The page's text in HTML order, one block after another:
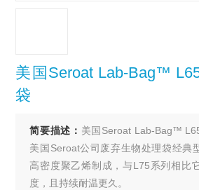
美国Seroat Lab-Bag™
袋
简要描述： 美国Seroat Lab-Bag™
美国Seroat公司废弃生物处理袋经典
高密度聚乙烯制成，与L75系列相比
度，且持续耐温更久。